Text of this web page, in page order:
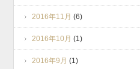
2016年11月 (6)
2016年10月 (1)
2016年9月 (1)